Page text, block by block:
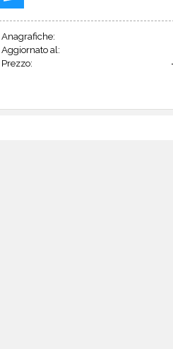
Anagrafiche:
Aggiornato al:
Prezzo: